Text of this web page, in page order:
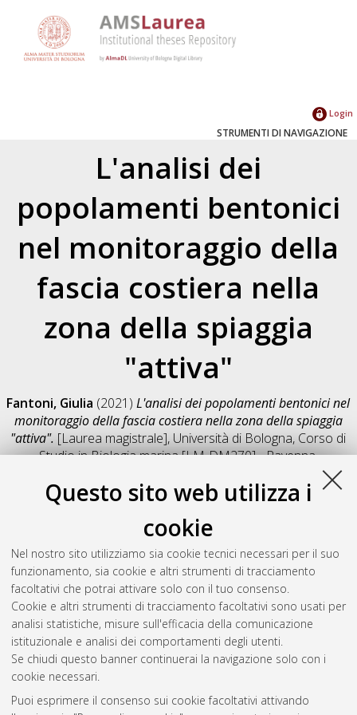
Questo sito web utilizza i
cookie
Nel nostro sito utilizziamo sia cookie tecnici necessari per il suo
funzionamento, sia cookie e altri strumenti di tracciamento
facoltativi che potrai attivare solo con il tuo consenso.
Cookie e altri strumenti di tracciamento facoltativi sono usati per
analisi statistiche, misure sull'efficacia della comunicazione
istituzionale e analisi dei comportamenti degli utenti.
Se chiudi questo banner continuerai la navigazione solo con i
cookie necessari.
Puoi esprimere il consenso sui cookie facoltativi attivando
Login
STRUMENTI DI NAVIGAZIONE
L'analisi dei
popolamenti bentonici
nel monitoraggio della
fascia costiera nella
zona della spiaggia
"attiva"
Fantoni, Giulia (2021)L'analisi dei popolamenti bentonici nel
monitoraggio della fascia costiera nella zona della spiaggia
"attiva". [Laurea magistrale], Università di Bologna, Corso di
Studio inBiologia marina [LM-DM270] - Ravenna,
Salva citazione
Condividi
Il full-text non è disponibile per scelta dell'autore. (
Abstract
Altri metadati
Gestione del documento:
Atom